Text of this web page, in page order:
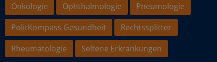
Onkologie
Ophthalmologie
Pneumologie
PolitKompass Gesundheit
Rechtssplitter
Rheumatologie
Seltene Erkrankungen